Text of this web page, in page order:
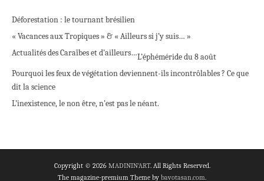
Déforestation : le tournant brésilien
« Vacances aux Tropiques » & « Ailleurs si j’y suis… »
Actualités des Caraïbes et d’ailleurs…L’éphéméride du 8 août
Pourquoi les feux de végétation deviennent-ils incontrôlables ? Ce que
dit la science
L’inexistence, le non être, n’est pas le néant.
Copyright © 2026 MADININ'ART. All Rights Reserved.
The magazine-premium Theme by bavotasan.com.